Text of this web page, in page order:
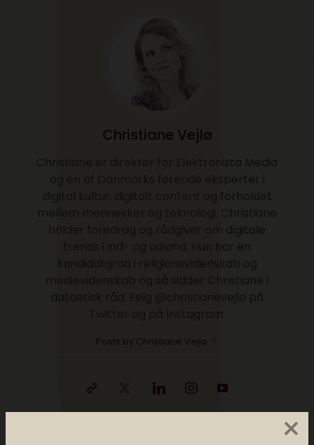
×
Christiane Vejlø
Posts by Christiane Vejlø